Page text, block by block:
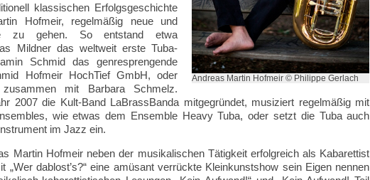
Andreas Martin Hofmeir © Philippe Gerlach
klassischen Erfolgsgeschichte
Hofmeir, regelmäßig neue und
zu gehen. So entstand etwa
Mildner das weltweit erste Tuba-
Schmid das genresprengende
Hofmeir HochTief GmbH, oder
mit Barbara Schmelz.
2007 die Kult-Band LaBrassBanda mitgegründet, musiziert regelmäßig mit
wie etwas dem Ensemble Heavy Tuba, oder setzt die Tuba auch
im Jazz ein.
Martin Hofmeir neben der musikalischen Tätigkeit erfolgreich als Kabarettist
„Wer dablost’s?“ eine amüsant verrückte Kleinkunstshow sein Eigen nennen